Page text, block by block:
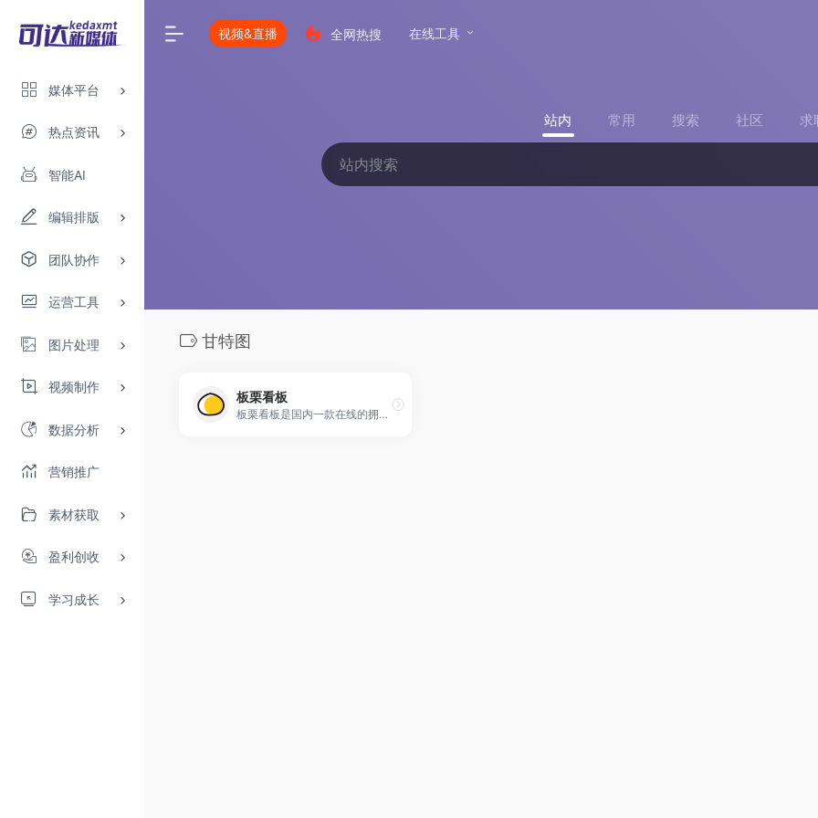
媒体平台
热点资讯
智能AI
编辑排版
团队协作
运营工具
图片处理
视频制作
数据分析
营销推广
素材获取
盈利创收
学习成长
视频&直播 全网热搜 在线工具
站内 常用 搜索 社区 求
甘特图
板栗看板
板栗看板是国内一款在线的拥有看板模式的事项整理工具，可以进行多人任务协作。我们通过在“看板”上布置和移动“列表”与“卡片”，来跟踪进度，整理信息。通过不同组合，应用于多种生活与工作场景。从“创意素材小组”到“旅行攻略”到“产品开发管理”，甚至“招聘投递管理”、“恋爱种草清单”，都能用板栗看板搭建并管理。使用板栗看板的每一天，都充满效率、井然有序！